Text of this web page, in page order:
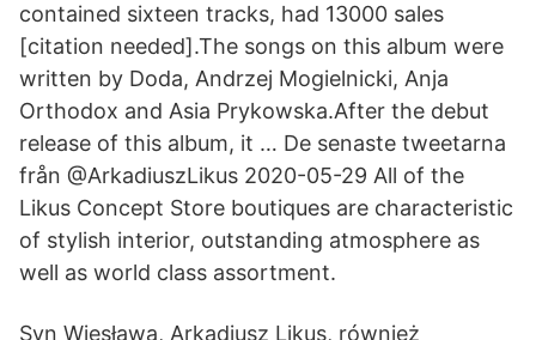
contained sixteen tracks, had 13000 sales
[citation needed].The songs on this album were
written by Doda, Andrzej Mogielnicki, Anja
Orthodox and Asia Prykowska.After the debut
release of this album, it … De senaste tweetarna
från @ArkadiuszLikus 2020-05-29 All of the
Likus Concept Store boutiques are characteristic
of stylish interior, outstanding atmosphere as
well as world class assortment.
Syn Wiesława, Arkadiusz Likus, również